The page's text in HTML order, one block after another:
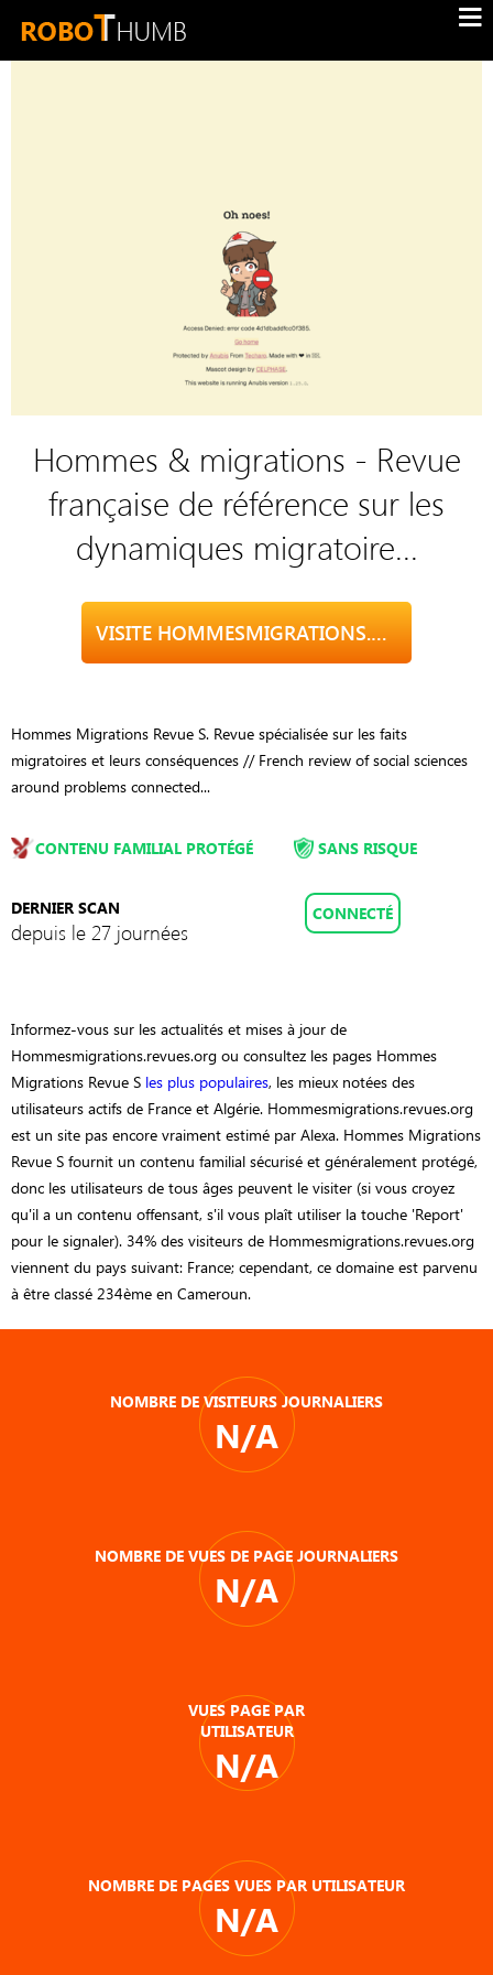
Hommes & migrations - Revue
française de référence sur les
dynamiques migratoire...
VISITE HOMMESMIGRATIONS.REVUES.ORG
Hommes Migrations Revue S. Revue spécialisée sur les faits
migratoires et leurs conséquences // French review of social sciences
around problems connected...
CONTENU FAMILIAL PROTÉGÉ
DERNIER SCAN
depuis le 27 journées
SANS RISQUE
CONNECTÉ
Informez-vous sur les actualités et mises à jour de
Hommesmigrations.revues.org ou consultez les pages Hommes
Migrations Revue S les plus populaires, les mieux notées des
utilisateurs actifs de France et Algérie. Hommesmigrations.revues.org
est un site pas encore vraiment estimé par Alexa. Hommes Migrations
Revue S fournit un contenu familial sécurisé et généralement protégé,
donc les utilisateurs de tous âges peuvent le visiter (si vous croyez
qu'il a un contenu offensant, s'il vous plaît utiliser la touche 'Report'
pour le signaler). 34% des visiteurs de Hommesmigrations.revues.org
viennent du pays suivant: France; cependant, ce domaine est parvenu
à être classé 234ème en Cameroun.
NOMBRE DE VISITEURS JOURNALIERS
N/A
NOMBRE DE VUES DE PAGE JOURNALIERS
N/A
VUES PAGE PAR
UTILISATEUR
N/A
NOMBRE DE PAGES VUES PAR UTILISATEUR
N/A